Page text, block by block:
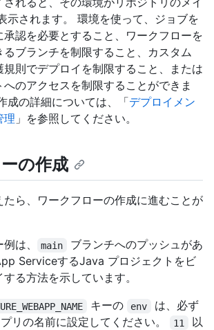
示されます。 環境を使って、ジョブを
承認を必要とすること、ワークフローを
るブランチを制限すること、カスタム
規則でデプロイを制限すること、または
へのアクセスを制限することができま
成の詳細については、「デプロイメン
理 」を参照してください。
の作成
たら、ワークフローの作成に進むことが
は、
main
ブランチへのプッシュがあ
ServiceするJava プロジェクトをビ
る方法を示しています。
キーの env
は、必ず
リの名前に設定してください。
11
以